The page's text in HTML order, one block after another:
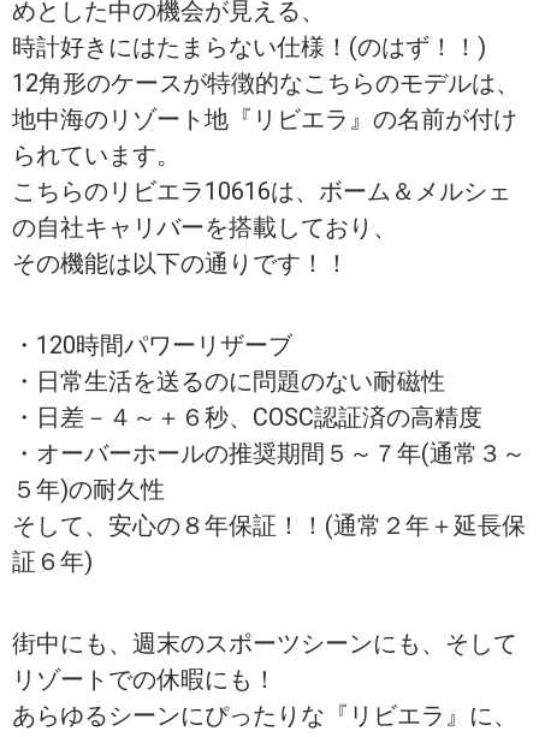
めとした中の機会が見える、
時計好きにはたまらない仕様！(のはず！！)
12角形のケースが特徴的なこちらのモデルは、
地中海のリゾート地『リビエラ』の名前が付け
られています。
こちらのリビエラ10616は、ボーム＆メルシェ
の自社キャリバーを搭載しており、
その機能は以下の通りです！！
・120時間パワーリザーブ
・日常生活を送るのに問題のない耐磁性
・日差－４～＋６秒、COSC認証済の高精度
・オーバーホールの推奨期間５～７年(通常３～
５年)の耐久性
そして、安心の８年保証！！(通常２年＋延長保
証６年)
街中にも、週末のスポーツシーンにも、そして
リゾートでの休暇にも！
あらゆるシーンにぴったりな『リビエラ』に、